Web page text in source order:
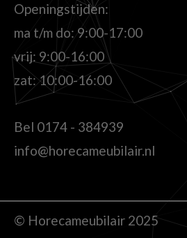
Openingstijden:
ma t/m do: 9:00-17:00
vrij: 9:00-16:00
zat: 10:00-16:00
Bel 0174 - 384939
info@horecameubilair.nl
© Horecameubilair 2025